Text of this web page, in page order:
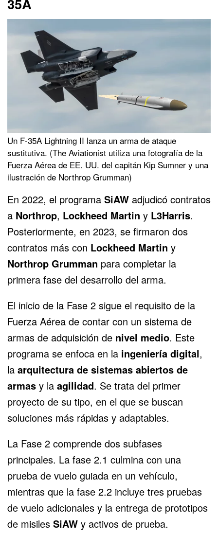
Un F-35A Lightning II lanza un arma de ataque
sustitutiva. (The Aviationist utiliza una fotografía de la
Fuerza Aérea de EE. UU. del capitán Kip Sumner y una
ilustración de Northrop Grumman)
En 2022, el programa SiAW adjudicó contratos
a Northrop, Lockheed Martin y L3Harris.
Posteriormente, en 2023, se firmaron dos
contratos más con Lockheed Martin y
Northrop Grumman para completar la
primera fase del desarrollo del arma.
El inicio de la Fase 2 sigue el requisito de la
Fuerza Aérea de contar con un sistema de
armas de adquisición de nivel medio. Este
programa se enfoca en la ingeniería digital,
la arquitectura de sistemas abiertos de
armas y la agilidad. Se trata del primer
proyecto de su tipo, en el que se buscan
soluciones más rápidas y adaptables.
La Fase 2 comprende dos subfases
principales. La fase 2.1 culmina con una
prueba de vuelo guiada en un vehículo,
mientras que la fase 2.2 incluye tres pruebas
de vuelo adicionales y la entrega de prototipos
de misiles SiAW y activos de prueba.